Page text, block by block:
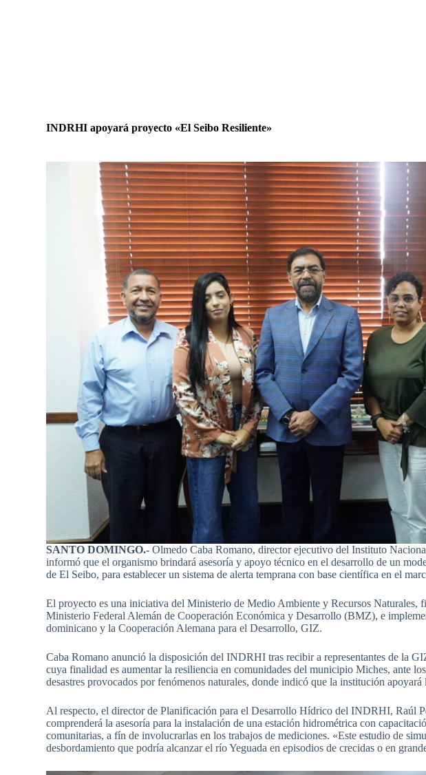
INDRHI apoyará proyecto «El Seibo Resiliente»
SANTO DOMINGO.- Olmedo Caba Romano, director ejecutivo del Instituto
informó que el organismo brindará asesoría y apoyo técnico en el desarrollo de un
de El Seibo, para establecer un sistema de alerta temprana con base científica en el
El proyecto es una iniciativa del Ministerio de Medio Ambiente y Recursos Naturales,
Ministerio Federal Alemán de Cooperación Económica y Desarrollo (BMZ), e
dominicano y la Cooperación Alemana para el Desarrollo, GIZ.
Caba Romano anunció la disposición del INDRHI tras recibir a representantes de la
cuya finalidad es aumentar la resiliencia en comunidades del municipio Miches, ante
desastres provocados por fenómenos naturales, donde indicó que la institución
Al respecto, el director de Planificación para el Desarrollo Hídrico del INDRHI, Raúl
comprenderá la asesoría para la instalación de una estación hidrométrica con
comunitarias, a fín de involucrarlas en los trabajos de mediciones. «Este estudio de
desbordamiento que podría alcanzar el río Yeguada en episodios de crecidas o en